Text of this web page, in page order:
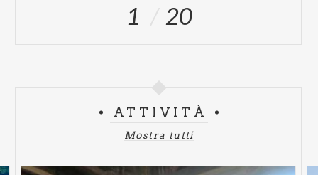
1 20
ATTIVITÀ
Mostra tutti